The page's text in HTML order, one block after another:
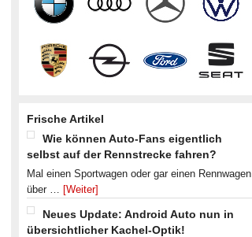
Frische Artikel
Wie können Auto-Fans eigentlich
selbst auf der Rennstrecke fahren?
Mal einen Sportwagen oder gar einen Rennwagen
über … [Weiter]
Neues Update: Android Auto nun in
übersichtlicher Kachel-Optik!